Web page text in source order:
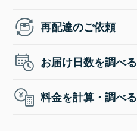
再配達のご依頼
お届け日数を調べる
料金を計算・調べる